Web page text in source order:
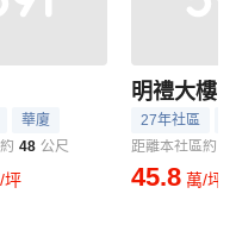
華廈
48 公尺
坪
明禮大樓
27年社區
距離本社區約
45.8 萬/坪